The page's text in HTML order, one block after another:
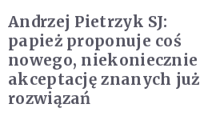
Andrzej Pietrzyk SJ:
papież proponuje coś
nowego, niekoniecznie
akceptację znanych już
rozwiązań